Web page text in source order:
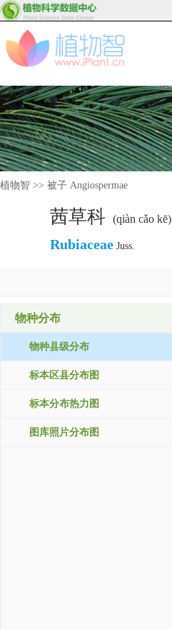
植物智 >> 被子 Angiospermae
茜草科 (qiàn cǎo kē)
Rubiaceae Juss.
物种分布
物种县级分布
标本区县分布图
标本分布热力图
图库照片分布图